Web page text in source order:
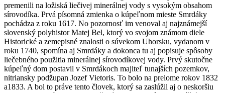
premenili na ložiská liečivej minerálnej vody s vysokým obsahom
sírovodíka. Prvá písomná zmienka o kúpeľnom mieste Smrdáky
pochádza z roku 1617. No pozornosť im venoval aj najznámejší
slovenský polyhistor Matej Bel, ktorý vo svojom známom diele
Historické a zemepisné znalosti o súvekom Uhorsku, vydanom v
roku 1740, spomína aj Smrdáky a dokonca tu aj popisuje spôsoby
liečebného použitia minerálnej sírovodíkovej vody. Prvý skutočne
kúpeľný dom postavil v Smrdákoch majiteľ tunajších pozemkov,
nitriansky podžupan Jozef Vietoris. To bolo na prelome rokov 1832
a1833. A bol to práve tento človek, ktorý sa zaslúžil aj o neskoršiu